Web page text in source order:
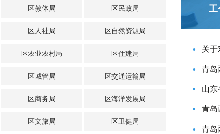
区教体局 区民政局
区人社局 区自然资源局
区农业农村局 区住建局
区城管局 区交通运输局
区商务局 区海洋发展局
区文旅局 区卫健局
工
• 关于
• 青岛西海
• 山东
• 青岛西
• 青岛西海